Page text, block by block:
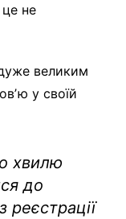
не
великим
у своїй
хвилю
до
реєстрації